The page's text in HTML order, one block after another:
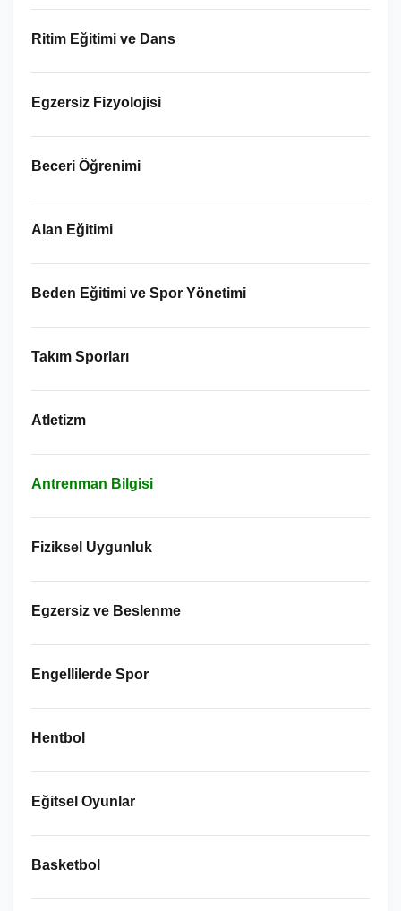
Ritim Eğitimi ve Dans
Egzersiz Fizyolojisi
Beceri Öğrenimi
Alan Eğitimi
Beden Eğitimi ve Spor Yönetimi
Takım Sporları
Atletizm
Antrenman Bilgisi
Fiziksel Uygunluk
Egzersiz ve Beslenme
Engellilerde Spor
Hentbol
Eğitsel Oyunlar
Basketbol